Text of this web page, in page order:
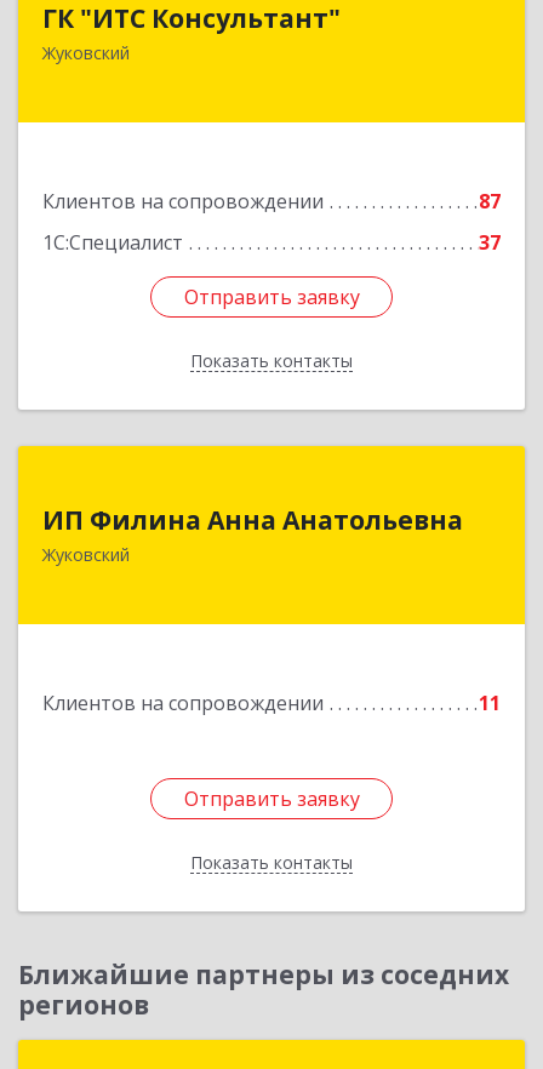
ГК "ИТС Консультант"
Жуковский
Клиентов на сопровождении
87
1С:Специалист
37
Отправить заявку
Показать контакты
140181, Московская обл, Жуковский г,
Ломоносова ул, дом № 29А, этаж 2, пом.3
Подробнее
Отправить заявку
Назад
ИП Филина Анна Анатольевна
Жуковский
Клиентов на сопровождении 11
Отправить заявку
Показать контакты
Подробнее
Отправить заявку
Назад
Ближайшие партнеры из соседних
регионов